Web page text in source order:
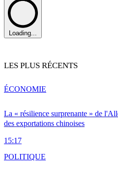
Loading...
LES PLUS RÉCENTS
La « résilience surprenante » de
des exportations chinoises
15:17
ÉCONOMIE
POLITIQUE